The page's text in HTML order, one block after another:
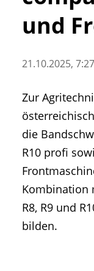
• Geschichte
• Messen
•
und
21.10.2025, 7:27
Zur
die
R10 profi
Kombination
R8, R9 und
bilden.